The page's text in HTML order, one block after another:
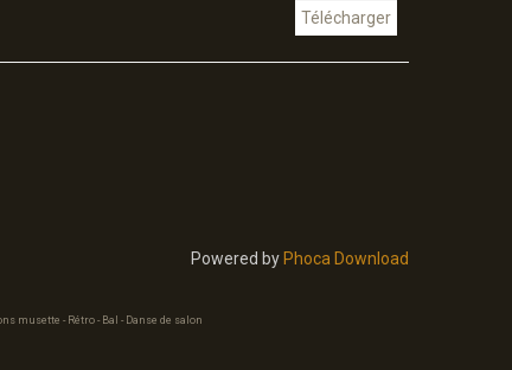
Powered by Phoca Download
musette - Rétro - Bal - Danse de salon